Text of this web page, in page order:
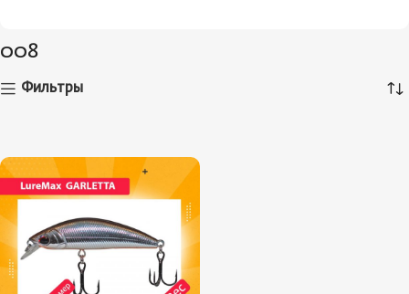
008
Фильтры